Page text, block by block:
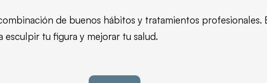
de buenos hábitos y tratamientos
esculpir tu figura y mejorar tu salud.